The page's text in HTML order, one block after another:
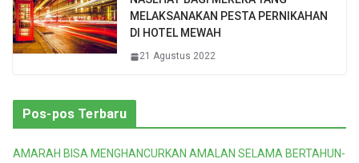
MELAKSANAKAN PESTA PERNIKAHAN
DI HOTEL MEWAH
21 Agustus 2022
Pos-pos Terbaru
AMARAH BISA MENGHANCURKAN AMALAN SELAMA BERTAHUN-